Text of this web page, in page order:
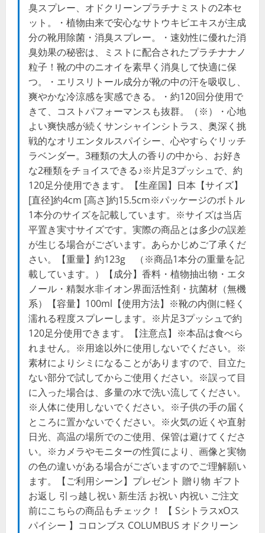
臭スプレー、オドクリーンプラチナミストの2本セ
ット。・植物由来で安心なサトウキビエキスが主成
分の靴用除菌・消臭スプレー。・速効性に優れた消
臭効果の秘密は、ミストに配合されたプラチナナノ
粒子！靴の中のニオイを素早く消臭して快適に保
つ。・エリスリトール成分が靴の中の汗を吸収し、
爽やかな冷涼感を実感できる。・約120回分使用で
きて、コストパフォーマンスも抜群。（※）・心地
よい爽快感が続くサンシャインシトラス、奥深く挑
戦的なオリエンタルスパイシー、心やすらぐリッチ
ラベンダー。3種類の大人の香りの中から、お好き
な2種類をチョイスできる♪※片足3プッシュで、約
120足分使用できます。【生産国】日本【サイズ】
[直径]約4cm [高さ]約15.5cm※パッケージのボトル
1本分のサイズを記載しています。※サイズは当店
平置き実寸サイズです。実際の商品とは多少の誤差
が生じる場合がございます。あらかじめご了承くだ
さい。【重量】約123g （※商品1本分の重量を記
載しています。）【成分】香料・植物抽出物・エタ
ノール・精製水非イオン界面活性剤・抗菌材（無機
系）【容量】100ml【使用方法】※靴の内側に軽く
濡れる程度スプレーします。※片足3プッシュで約
120足分使用できます。【注意点】※本品は食べら
れません。※用途以外に使用しないでください。※
素材によりシミになることがありますので、目立た
ない部分で試してからご使用ください。※誤って目
に入った場合は、多量の水で洗い流してください。
※人体に使用しないでください。※子供の手の届く
ところに置かないでください。※火気の近くや直射
日光、高温の場所でのご使用、保管は避けてくださ
い。※カメラやモニターの性質により、画像と実物
の色の違いがある場合がございますのでご理解願い
ます。【ご利用シーン】プレゼント 贈り物 ギフト
お返し 引っ越し祝い 新生活 お祝い 内祝い ご注文
前にこちらの商品もチェック！ 【 SシトラスxOス
パイシー 】コロンブス COLUMBUS オドクリーン